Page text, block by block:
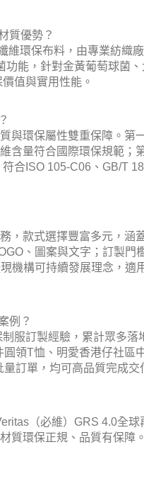
質優勢？
環保布料，由專業紡織
能，針對金黃葡萄球菌
值與實用性能。
與環保屬性雙重保障。
含量符合國際環保規範
合ISO 105-C06、GB/T
，款式選擇豐富多元，
、圖案與文字；訂製
機構可持續發展理念，
例？
服訂製經驗，累計眾多
領T恤、明愛香港仔社
訂單，均可高品質完成交
（必維）GRS 4.0全
質環保正規、品質有保障。